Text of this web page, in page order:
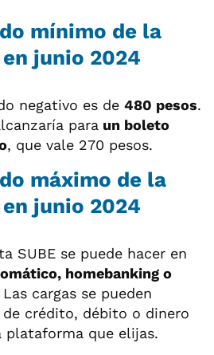
mínimo de la
junio 2024
negativo es de 480 pesos.
para un boleto
, que vale 270 pesos.
máximo de la
junio 2024
SUBE se puede hacer en
homebanking o
Las cargas se pueden
crédito, débito o dinero
plataforma que elijas.